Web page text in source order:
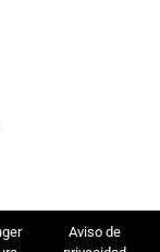
Aviso de